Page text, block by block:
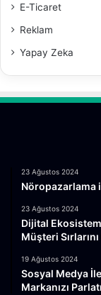
E-Ticaret
Reklam
Yapay Zeka
23 Ağustos 2024
Nöropazarlama
23 Ağustos 2024
Dijital
Müşteri
19 Ağustos 2024
Sosyal Medya
Markanızı